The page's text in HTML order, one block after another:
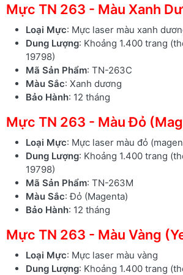
Mực TN 263 - Màu Xanh
Loại Mực: Mực laser màu xanh
Dung Lượng: Khoảng 1.400 trang
19798)
Mã Sản Phẩm: TN-263C
Màu Sắc: Xanh dương
Bảo Hành: 12 tháng
Mực TN 263 - Màu Đỏ
Loại Mực: Mực laser màu đỏ
Dung Lượng: Khoảng 1.400 trang
19798)
Mã Sản Phẩm: TN-263M
Màu Sắc: Đỏ (Magenta)
Bảo Hành: 12 tháng
Mực TN 263 - Màu Vàng
Loại Mực: Mực laser màu vàng
Dung Lượng: Khoảng 1.400 trang